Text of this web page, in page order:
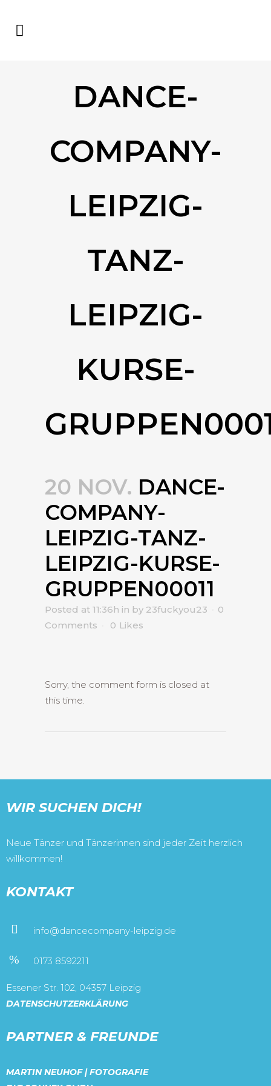
DANCE-
COMPANY-
LEIPZIG-
TANZ-
LEIPZIG-
KURSE-
20 NOV. DANCE-
COMPANY-
LEIPZIG-TANZ-
LEIPZIG-KURSE-
GRUPPEN00011
Posted at 11:36h in by 23fuckyou23
0
Comments
0 Likes
Sorry, the comment form is closed at
this time.
WIR SUCHEN DICH!
Neue Tänzer und Tänzerinnen sind jeder Zeit herzlich
willkommen!
KONTAKT
info@dancecompany-leipzig.de
0173 8592211
Essener Str. 102, 04357 Leipzig
DATENSCHUTZERKLÄRUNG
PARTNER & FREUNDE
MARTIN NEUHOF | FOTOGRAFIE